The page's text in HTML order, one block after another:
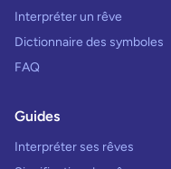
Interpréter un rêve
Dictionnaire des symboles
FAQ
Guides
Interpréter ses rêves